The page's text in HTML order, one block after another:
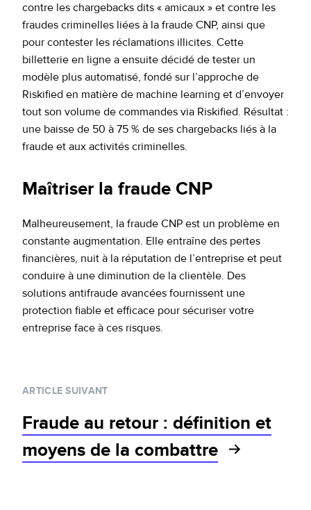
contre les chargebacks dits « amicaux » et contre les
fraudes criminelles liées à la fraude CNP, ainsi que
pour contester les réclamations illicites. Cette
billetterie en ligne a ensuite décidé de tester un
modèle plus automatisé, fondé sur l’approche de
Riskified en matière de machine learning et d’envoyer
tout son volume de commandes via Riskified. Résultat :
une baisse de 50 à 75 % de ses chargebacks liés à la
fraude et aux activités criminelles.
Maîtriser la fraude CNP
Malheureusement, la fraude CNP est un problème en
constante augmentation. Elle entraîne des pertes
financières, nuit à la réputation de l’entreprise et peut
conduire à une diminution de la clientèle. Des
solutions antifraude avancées fournissent une
protection fiable et efficace pour sécuriser votre
entreprise face à ces risques.
ARTICLE SUIVANT
Fraude au retour : définition et
moyens de la combattre